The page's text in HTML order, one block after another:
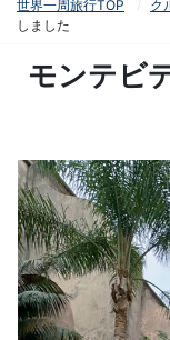
世界一周旅行TOP ク
しました
モンテビ